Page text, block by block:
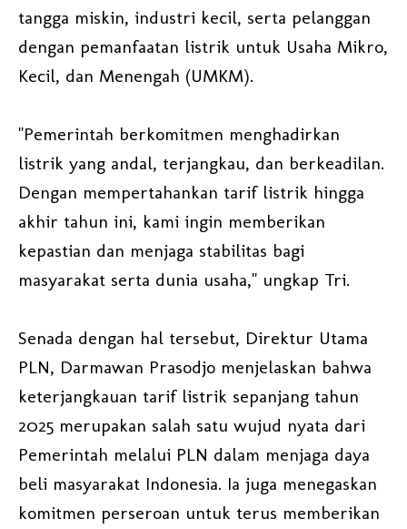
tangga miskin, industri kecil, serta pelanggan
dengan pemanfaatan listrik untuk Usaha Mikro,
Kecil, dan Menengah (UMKM).
"Pemerintah berkomitmen menghadirkan
listrik yang andal, terjangkau, dan berkeadilan.
Dengan mempertahankan tarif listrik hingga
akhir tahun ini, kami ingin memberikan
kepastian dan menjaga stabilitas bagi
masyarakat serta dunia usaha," ungkap Tri.
Senada dengan hal tersebut, Direktur Utama
PLN, Darmawan Prasodjo menjelaskan bahwa
keterjangkauan tarif listrik sepanjang tahun
2025 merupakan salah satu wujud nyata dari
Pemerintah melalui PLN dalam menjaga daya
beli masyarakat Indonesia. Ia juga menegaskan
komitmen perseroan untuk terus memberikan